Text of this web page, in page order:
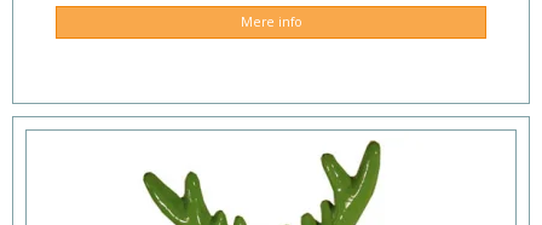
Mere info